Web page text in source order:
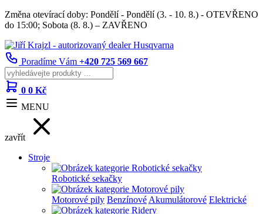
Změna otevírací doby: Pondělí - Pondělí (3. - 10. 8.) - OTEVŘENO
do 15:00; Sobota (8. 8.) – ZAVŘENO
Poradíme Vám +420 725 569 667
0 0 Kč
MENU
zavřít
Stroje
Robotické sekačky
Motorové pily Benzínové Akumulátorové Elektrické